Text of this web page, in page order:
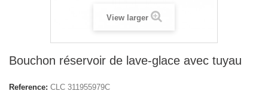
View larger
Bouchon réservoir de lave-glace avec tuyau
Reference: CLC 311955979C